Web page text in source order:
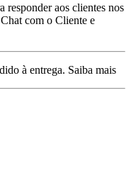
responder aos clientes nos
com o Cliente e
à entrega. Saiba mais